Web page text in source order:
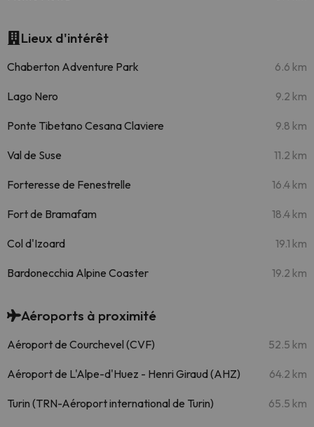
Lieux d'intérêt
Chaberton Adventure Park 6.6 km
Lago Nero 9.2 km
Ponte Tibetano Cesana Claviere 9.8 km
Val de Suse 11.2 km
Forteresse de Fenestrelle 16.4 km
Fort de Bramafam 18.4 km
Col d'Izoard 19.1 km
Bardonecchia Alpine Coaster 19.2 km
Aéroports à proximité
Aéroport de Courchevel (CVF) 52.5 km
Aéroport de L'Alpe-d'Huez - Henri Giraud (AHZ) 64.2 km
Turin (TRN-Aéroport international de Turin) 65.5 km